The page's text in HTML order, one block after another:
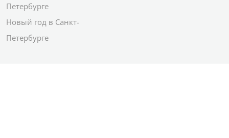
Петербурге
Новый год в Санкт-
Петербурге